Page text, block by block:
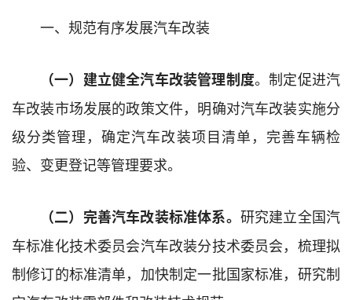
一、规范有序发展汽车改装
（一） 建立健全汽车改装管理制度。制定促进汽
车改装市场发展的政策文件，明确对汽车改装实施分
级分类管理，确定汽车改装项目清单，完善车辆检
验、变更登记等管理要求。
（二）完善汽车改装标准体系。 研究建立全国汽
车标准化技术委员会汽车改装分技术委员会，梳理拟
制修订的标准清单，加快制定一批国家标准，研究制